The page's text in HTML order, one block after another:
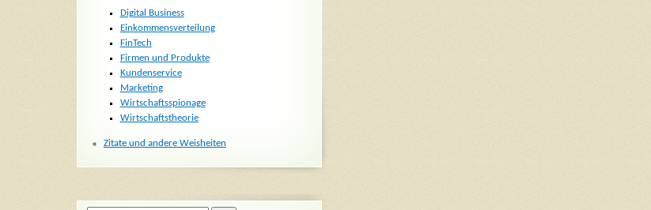
Digital Business
Einkommensverteilung
FinTech
Firmen und Produkte
Kundenservice
Marketing
Wirtschaftsspionage
Wirtschaftstheorie
Zitate und andere Weisheiten